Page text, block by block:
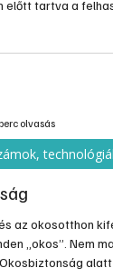
előtt tartva a
segítik elő.
olvasás
technológiák
az okosotthon